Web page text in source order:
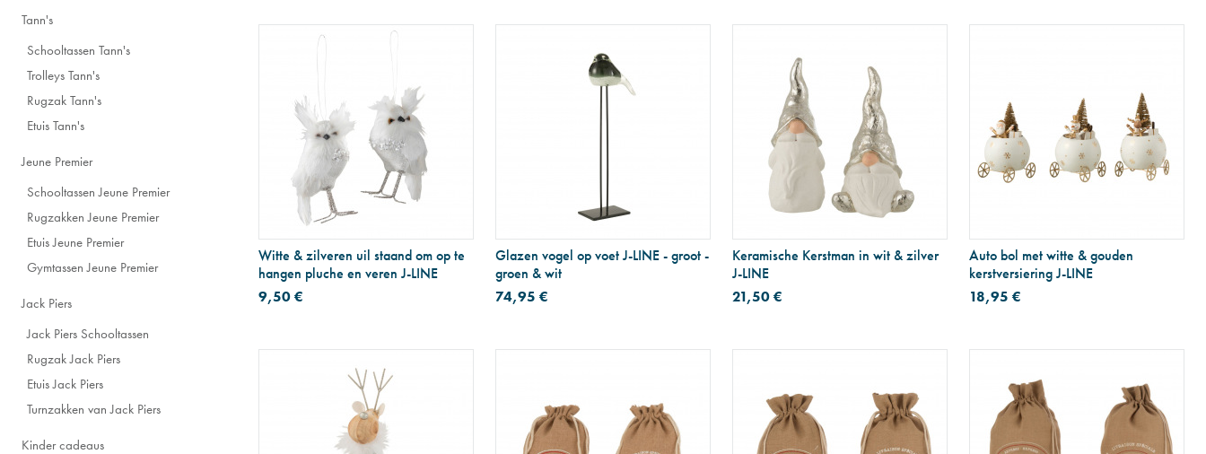
Tann's
Schooltassen Tann's
Trolleys Tann's
Rugzak Tann's
Etuis Tann's
Jeune Premier
Schooltassen Jeune Premier
Rugzakken Jeune Premier
Etuis Jeune Premier
Gymtassen Jeune Premier
Jack Piers
Jack Piers Schooltassen
Rugzak Jack Piers
Etuis Jack Piers
Turnzakken van Jack Piers
Kinder cadeaus
Witte & zilveren uil staand om op te
hangen pluche en veren J-LINE
9,50 €
Glazen vogel op voet J-LINE - groot -
groen & wit
74,95 €
Keramische Kerstman in wit & zilver
J-LINE
21,50 €
Auto bol met witte & gouden
kerstversiering J-LINE
18,95 €